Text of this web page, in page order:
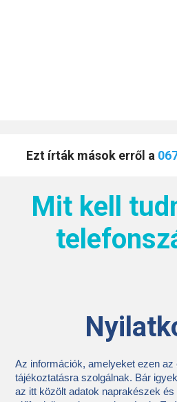
Ezt írták mások erről a
Mit kell
Az információk, amelyeket ezen az
tájékoztatásra szolgálnak. Bár
az itt közölt adatok naprakészek